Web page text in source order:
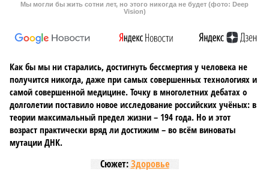
Мы могли бы жить сотни лет, но этого никогда не будет (фото: Deep
Vision)
Как бы мы ни старались, достигнуть бессмертия у человека не
получится никогда, даже при самых совершенных технологиях и
самой совершенной медицине. Точку в многолетних дебатах о
долголетии поставило новое исследование российских учёных: в
теории максимальный предел жизни – 194 года. Но и этот
возраст практически вряд ли достижим – во всём виноваты
мутации ДНК.
Сюжет:Здоровье